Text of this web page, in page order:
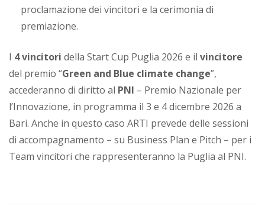
proclamazione dei vincitori e la cerimonia di
premiazione.
I 4 vincitori della Start Cup Puglia 2026 e il vincitore
del premio “Green and Blue climate change”,
accederanno di diritto al PNI – Premio Nazionale per
l’Innovazione, in programma il 3 e 4 dicembre 2026 a
Bari. Anche in questo caso ARTI prevede delle sessioni
di accompagnamento – su Business Plan e Pitch – per i
Team vincitori che rappresenteranno la Puglia al PNI.